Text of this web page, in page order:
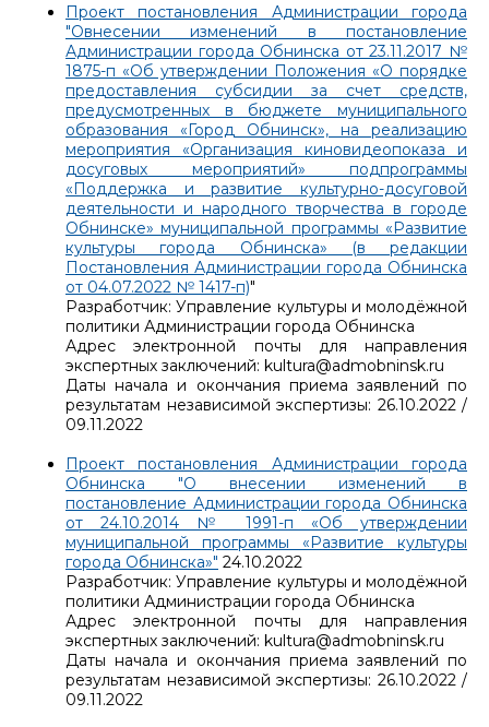
Проект постановления Администрации города
"Овнесении изменений в постановление
Администрации города Обнинска от 23.11.2017 №
1875-п «Об утверждении Положения «О порядке
предоставления субсидии за счет средств,
предусмотренных в бюджете муниципального
образования «Город Обнинск», на реализацию
мероприятия «Организация киновидеопоказа и
досуговых мероприятий» подпрограммы
«Поддержка и развитие культурно-досуговой
деятельности и народного творчества в городе
Обнинске» муниципальной программы «Развитие
культуры города Обнинска» (в редакции
Постановления Администрации города Обнинска
от 04.07.2022 № 1417-п)"
Разработчик: Управление культуры и молодёжной
политики Администрации города Обнинска
Адрес электронной почты для направления
экспертных заключений: kultura@admobninsk.ru
Даты начала и окончания приема заявлений по
результатам независимой экспертизы: 26.10.2022 /
09.11.2022
Проект постановления Администрации города
Обнинска "О внесении изменений в
постановление Администрации города Обнинска
от 24.10.2014 № 1991-п «Об утверждении
муниципальной программы «Развитие культуры
города Обнинска»" 24.10.2022
Разработчик: Управление культуры и молодёжной
политики Администрации города Обнинска
Адрес электронной почты для направления
экспертных заключений: kultura@admobninsk.ru
Даты начала и окончания приема заявлений по
результатам независимой экспертизы: 26.10.2022 /
09.11.2022